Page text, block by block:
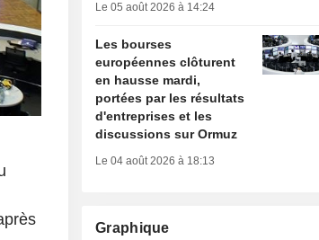
Le 05 août 2026 à 14:24
Les bourses
européennes clôturent
en hausse mardi,
portées par les résultats
d'entreprises et les
discussions sur Ormuz
Le 04 août 2026 à 18:13
Graphique